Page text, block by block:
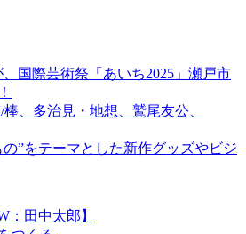
、国際芸術祭「あいち2025」瀬戸市
、多治見・地想、鷲尾友公、
”をテーマとした新作グッズやビジ
：田中太郎】